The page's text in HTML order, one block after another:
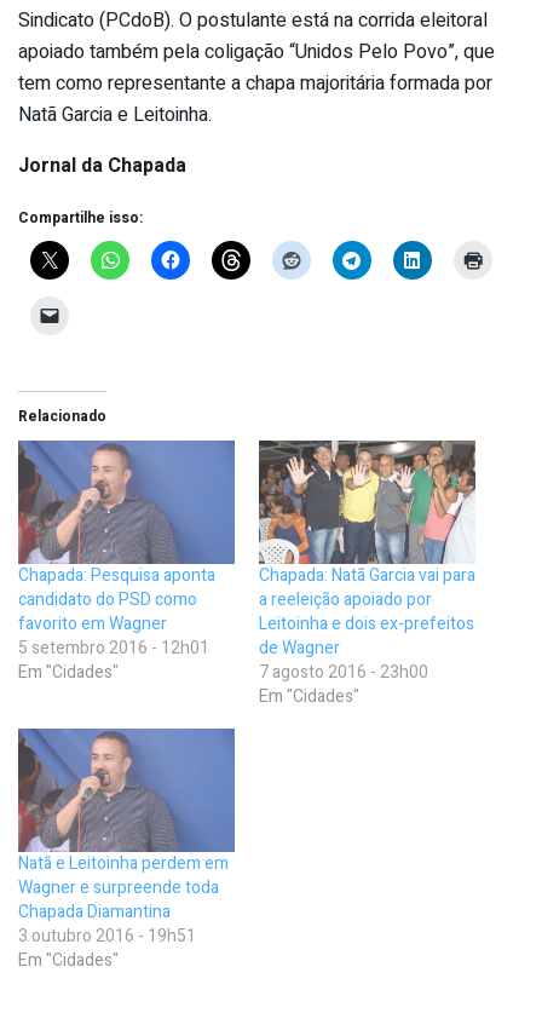
Sindicato (PCdoB). O postulante está na corrida eleitoral
apoiado também pela coligação “Unidos Pelo Povo”, que
tem como representante a chapa majoritária formada por
Natã Garcia e Leitoinha.
Jornal da Chapada
Compartilhe isso:
Relacionado
Chapada: Pesquisa aponta
candidato do PSD como
favorito em Wagner
5 setembro 2016 - 12h01
Em "Cidades"
Chapada: Natã Garcia vai para
a reeleição apoiado por
Leitoinha e dois ex-prefeitos
de Wagner
7 agosto 2016 - 23h00
Em "Cidades"
Natã e Leitoinha perdem em
Wagner e surpreende toda
Chapada Diamantina
3 outubro 2016 - 19h51
Em "Cidades"